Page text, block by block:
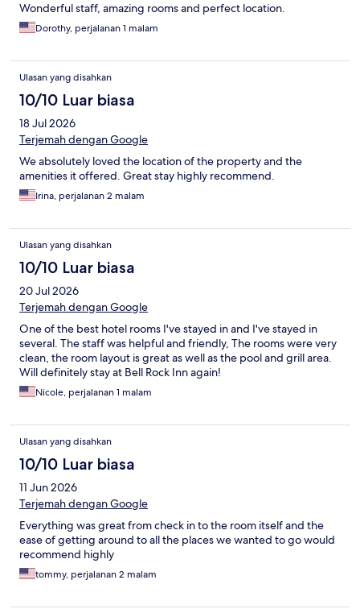
Wonderful staff, amazing rooms and perfect location.
Dorothy, perjalanan 1 malam
Ulasan yang disahkan
10/10 Luar biasa
18 Jul 2026
Terjemah dengan Google
We absolutely loved the location of the property and the
amenities it offered. Great stay highly recommend.
Irina, perjalanan 2 malam
Ulasan yang disahkan
10/10 Luar biasa
20 Jul 2026
Terjemah dengan Google
One of the best hotel rooms I've stayed in and I've stayed in
several. The staff was helpful and friendly, The rooms were very
clean, the room layout is great as well as the pool and grill area.
Will definitely stay at Bell Rock Inn again!
Nicole, perjalanan 1 malam
Ulasan yang disahkan
10/10 Luar biasa
11 Jun 2026
Terjemah dengan Google
Everything was great from check in to the room itself and the
ease of getting around to all the places we wanted to go would
recommend highly
tommy, perjalanan 2 malam